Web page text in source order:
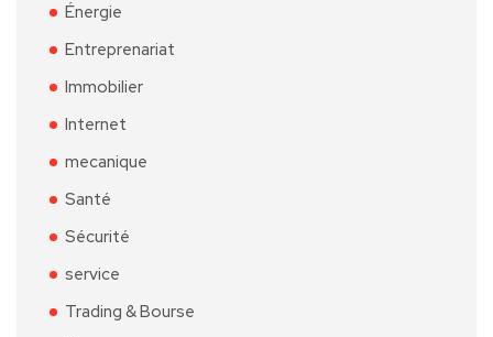
Énergie
Entreprenariat
Immobilier
Internet
mecanique
Santé
Sécurité
service
Trading & Bourse